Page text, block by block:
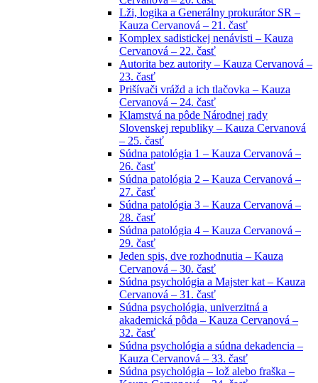
Lži, logika a Generálny prokurátor SR –
Kauza Cervanová – 21. časť
Komplex sadistickej nenávisti – Kauza
Cervanová – 22. časť
Autorita bez autority – Kauza Cervanová –
23. časť
Prišívači vrážd a ich tlačovka – Kauza
Cervanová – 24. časť
Klamstvá na pôde Národnej rady
Slovenskej republiky – Kauza Cervanová
– 25. časť
Súdna patológia 1 – Kauza Cervanová –
26. časť
Súdna patológia 2 – Kauza Cervanová –
27. časť
Súdna patológia 3 – Kauza Cervanová –
28. časť
Súdna patológia 4 – Kauza Cervanová –
29. časť
Jeden spis, dve rozhodnutia – Kauza
Cervanová – 30. časť
Súdna psychológia a Majster kat – Kauza
Cervanová – 31. časť
Súdna psychológia, univerzitná a
akademická pôda – Kauza Cervanová –
32. časť
Súdna psychológia a súdna dekadencia –
Kauza Cervanová – 33. časť
Súdna psychológia – lož alebo fraška –